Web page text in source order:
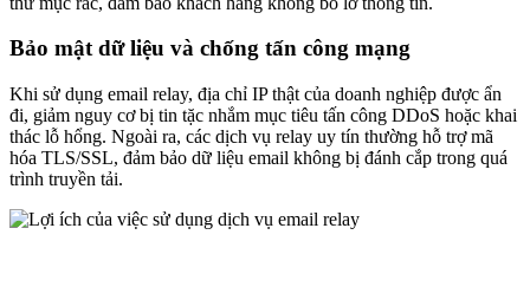
Bảo mật dữ liệu và chống tấn công mạng
Khi sử dụng email relay, địa chỉ IP thật của doanh nghiệp được ẩn
đi, giảm nguy cơ bị tin tặc nhắm mục tiêu tấn công DDoS hoặc khai
thác lỗ hổng. Ngoài ra, các dịch vụ relay uy tín thường hỗ trợ mã
hóa TLS/SSL, đảm bảo dữ liệu email không bị đánh cắp trong quá
trình truyền tải.